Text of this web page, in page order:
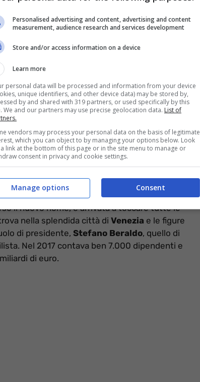
di OVS non è affatto sconosciuto in Italia.
sia per gli adulti, quindi donne
OVS è l’acronimo diOrganizzatore
con il nome con cui lo
precedenza, si chiamavaCoinetteed era stata
il nuovo nome, è arrivata a toccare tutte le
nella splendida città di Venezia e le figure
di presidente, Stefano Beraldo, quello di
Nel 2017 contava ben 7.000 dipendenti e
di euro.
Personalised advertising and content, advertising and content
measurement, audience research and services development
Store and/or access information on a device
Learn more
personal data will be processed and information from your device
unique identifiers, and other device data) may be stored by,
by and shared with 319 partners, or used specifically by this
We and our partners may use precise geolocation data. List of
vendors may process your personal data on the basis of legitimate
which you can object to by managing your options below. Look
link at the bottom of this page or in the site menu to manage or
consent in privacy and cookie settings.
Consent
Manage options